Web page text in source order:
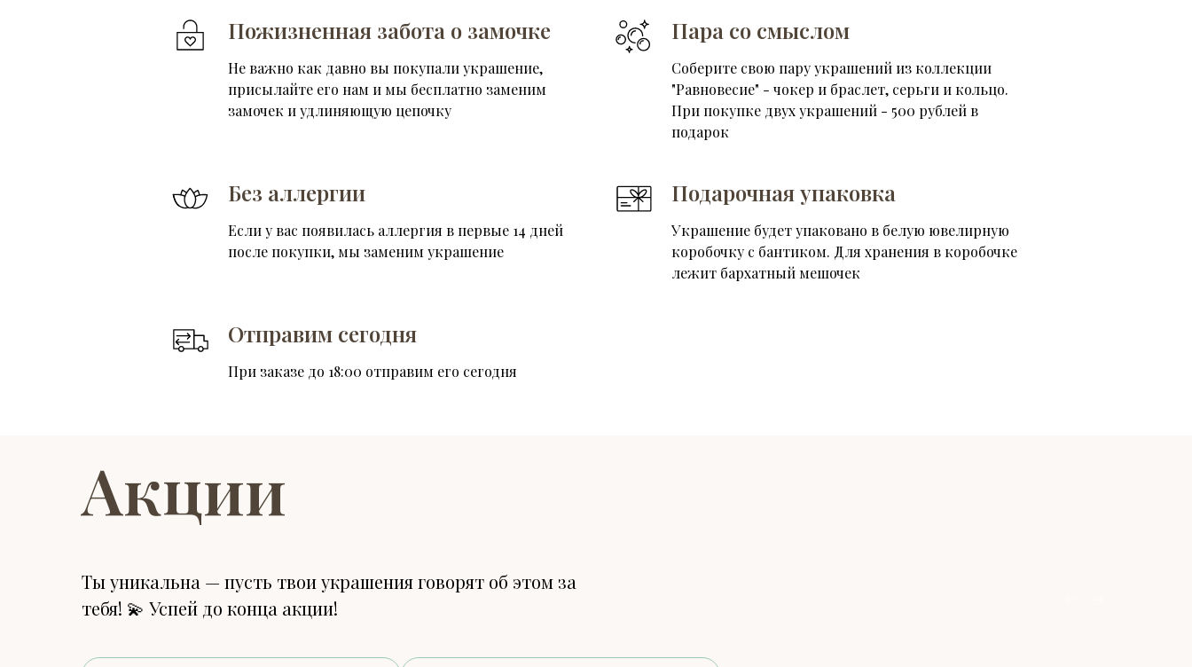
Пожизненная забота о замочке
Не важно как давно вы покупали украшение,
присылайте его нам и мы бесплатно заменим
замочек и удлиняющую цепочку
Пара со смыслом
Соберите свою пару украшений из коллекции
"Равновесие" - чокер и браслет, серьги и кольцо.
При покупке двух украшений - 500 рублей в
подарок
Без аллергии
Если у вас появилась аллергия в первые 14 дней
после покупки, мы заменим украшение
Подарочная упаковка
Украшение будет упаковано в белую ювелирную
коробочку с бантиком. Для хранения в коробочке
лежит бархатный мешочек
Отправим сегодня
При заказе до 18:00 отправим его сегодня
Акции
Ты уникальна — пусть твои украшения говорят об этом за
тебя! 💫 Успей до конца акции!